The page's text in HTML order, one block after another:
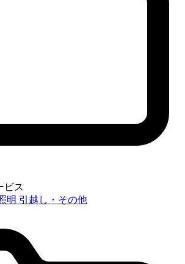
ビス
明 引越し・その他